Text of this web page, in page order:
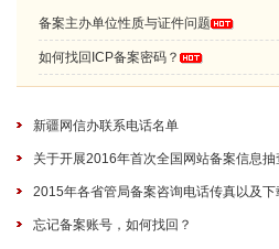
备案主办单位性质与证件问题
如何找回ICP备案密码？
新疆网信办联系电话名单
关于开展2016年首次全国网站备案信息
2015年各省管局备案咨询电话传真以及
忘记备案账号，如何找回？